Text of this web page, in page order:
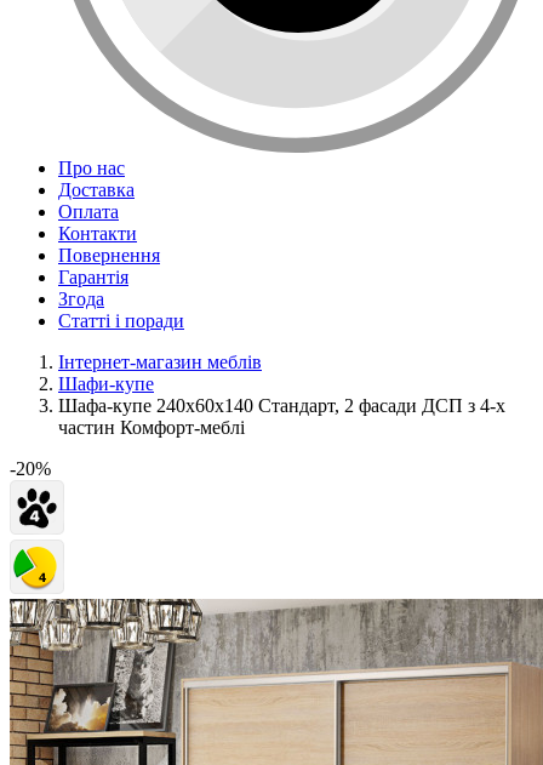
Про нас
Доставка
Оплата
Контакти
Повернення
Гарантія
Згода
Статті і поради
Інтернет-магазин меблів
Шафи-купе
Шафа-купе 240х60х140 Стандарт, 2 фасади ДСП з 4-х
частин Комфорт-меблі
-20%